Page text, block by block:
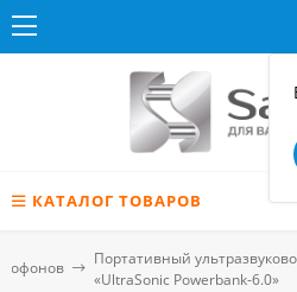
КАТАЛОГ ТОВАРОВ
Портативный
«UltraSonic Powerbank-6.0»